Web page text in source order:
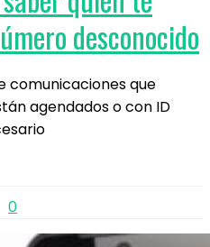
desconocido
comunicaciones que
agendados o con ID
0